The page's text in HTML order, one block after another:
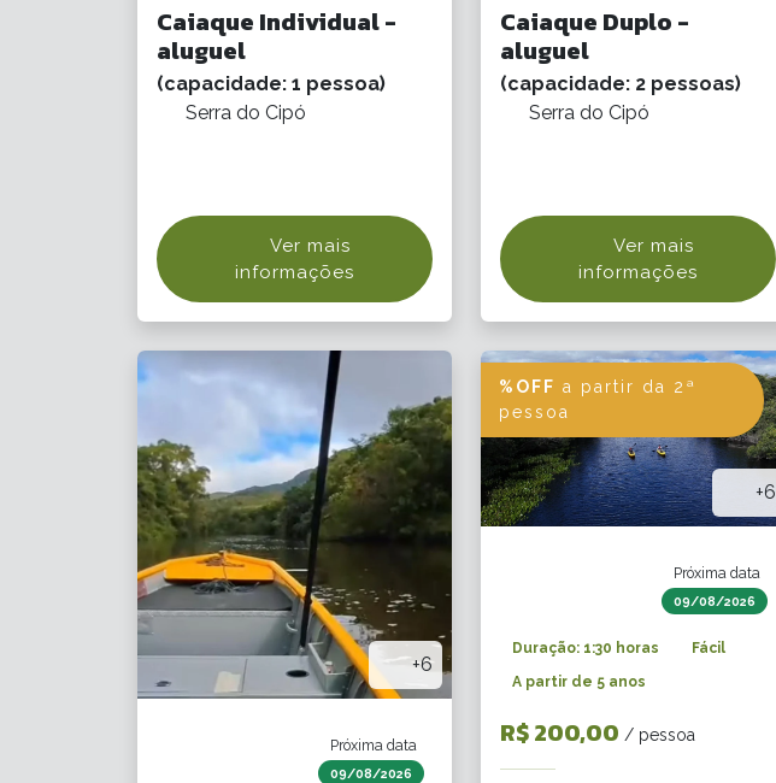
Caiaque Individual -
aluguel
(capacidade: 1 pessoa)
Serra do Cipó
Ver mais
informações
Caiaque Duplo -
aluguel
(capacidade: 2 pessoas)
Serra do Cipó
Ver mais
informações
+6
Próxima data
09/08/2026
%OFF a partir da 2ª
pessoa
+6
Próxima data
09/08/2026
Duração: 1:30 horas
Fácil
A partir de 5 anos
R$ 200,00 / pessoa